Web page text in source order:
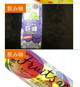
飲み物
飲み物